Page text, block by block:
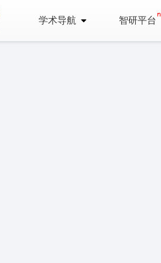
学术导航 智研平台